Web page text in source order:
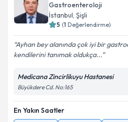
Gastroenteroloji
İstanbul, Şişli
5 (1 Değerlendirme)
Ayhan bey alanında çok iyi bir
kendilerini tanımak oldukça...
Medicana Zincirlikuyu Hastanesi
Büyükdere Cd. No:165
En Yakın Saatler